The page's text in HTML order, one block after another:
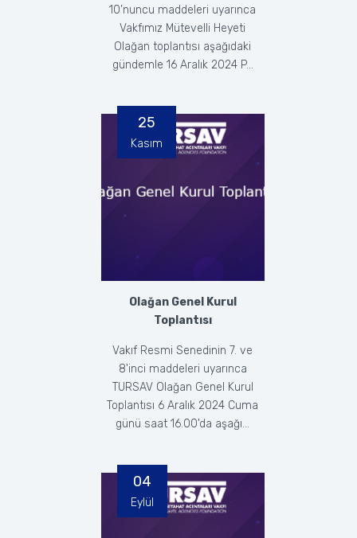
10’nuncu maddeleri uyarınca
Vakfımız Mütevelli Heyeti
Olağan toplantısı aşağıdaki
gündemle 16 Aralık 2024 P...
Olağan Genel Kurul
Toplantısı
Vakıf Resmi Senedinin 7. ve
8'inci maddeleri uyarınca
TURSAV Olağan Genel Kurul
Toplantısı 6 Aralık 2024 Cuma
günü saat 16.00'da aşağı...
25
Kasım
04
Eylül